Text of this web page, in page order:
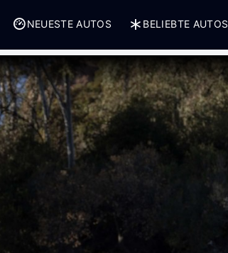
NEUESTE AUTOS BELIEBTE AUTOS